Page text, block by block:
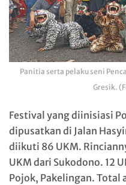
Panitia serta pelaku seni
Gresik.
Festival yang diinisiasi
dipusatkan di Jalan
diikuti 86 UKM.
UKM dari Sukodono. 12
Pojok, Pakelingan. Total